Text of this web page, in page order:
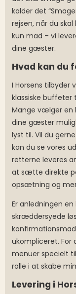
kalder det
rejsen, når du
kun mad – vi
dine gæster.
Hvad kan du
I Horsens tilbyder
klassiske
Mange vælger en
dine gæster
lyst til. Vil du
kan du se vores
retterne leveres
at sætte direkte
opsætning og
Er anledningen
skræddersyede
ukompliceret. For
menuer specielt
rolle i at skabe
Levering i